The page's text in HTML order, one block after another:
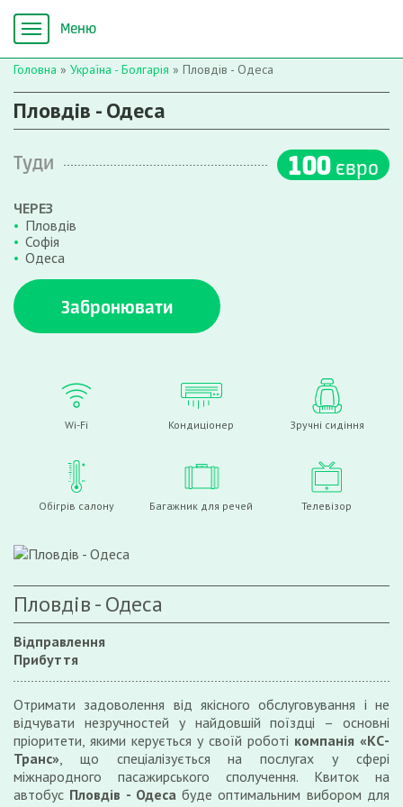
Головна » Україна - Болгарія » Пловдів - Одеса
Пловдів - Одеса
Туди 100 євро
ЧЕРЕЗ
Пловдів
Софія
Одеса
Забронювати
Wi-Fi Кондиціонер Зручні сидіння
Обігрів салону Багажник для речей Телевізор
Пловдів - Одеса
Відправлення
Прибуття
Отримати задоволення від якісного обслуговування і не
відчувати незручностей у найдовшій поїздці – основні
пріоритети, якими керується у своїй роботі компанія «КС-
Транс», що спеціалізується на послугах у сфері
міжнародного пасажирського сполучення. Квиток на
автобус Пловдів - Одесабуде оптимальним вибором для